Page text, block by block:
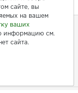
сайте, вы
на вашем
ваших
информацию см.
сайта.